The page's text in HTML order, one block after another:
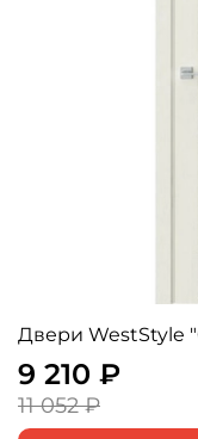
9 210 ₽
11 052 ₽